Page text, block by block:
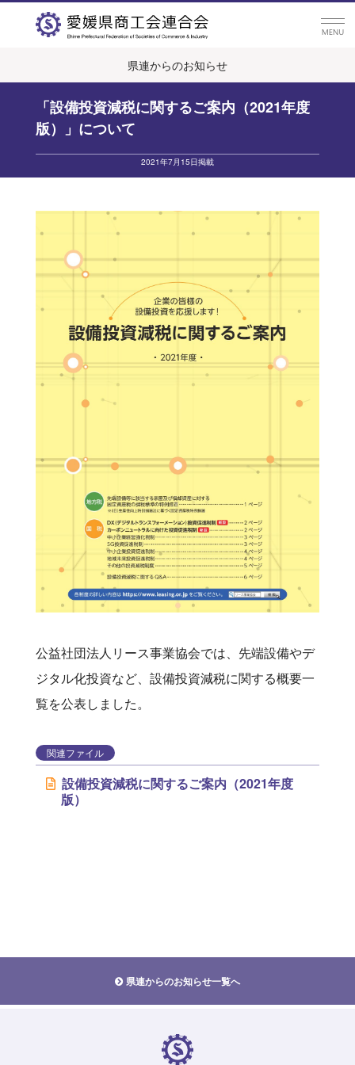
県連からのお知らせ
「設備投資減税に関するご案内（2021年度
版）」について
2021年7月15日掲載
公益社団法人リース事業協会では、先端設備やデ
ジタル化投資など、設備投資減税に関する概要一
覧を公表しました。
関連ファイル
設備投資減税に関するご案内（2021年度
版）
県連からのお知らせ一覧へ